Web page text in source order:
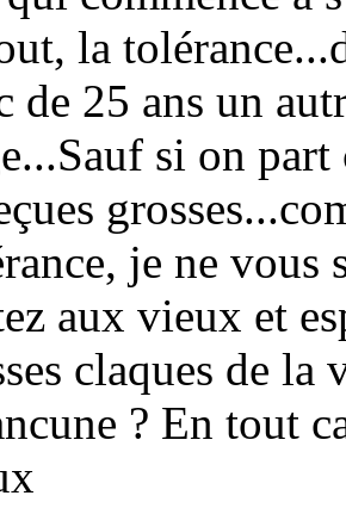
la
de 25 ans un
si on
je ne vous
aux vieux et
claques de la
? En tout